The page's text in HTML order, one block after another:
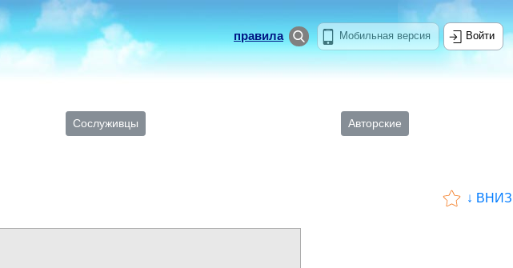
Мобильная версия
правила Войти
Сослуживцы Авторские
↓ ВНИЗ